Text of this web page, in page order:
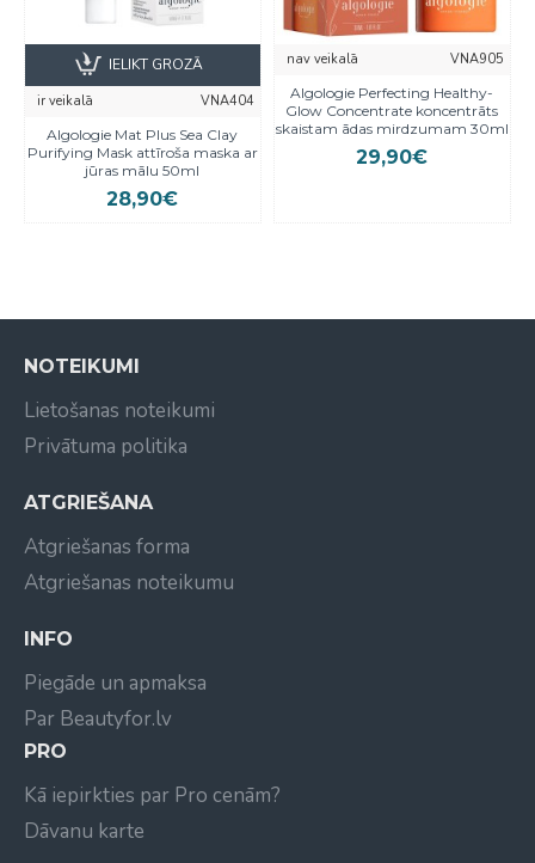
ir veikalā
VNA404
Algologie Mat Plus Sea Clay
Purifying Mask attīroša maska ar
jūras mālu 50ml
28,90€
IELIKT GROZĀ nav veikalā
VNA905
Algologie Perfecting Healthy-
Glow Concentrate koncentrāts
skaistam ādas mirdzumam 30ml
29,90€
NOTEIKUMI
Lietošanas noteikumi
Privātuma politika
ATGRIEŠANA
Atgriešanas forma
Atgriešanas noteikumu
INFO
Piegāde un apmaksa
Par Beautyfor.lv
PRO
Kā iepirkties par Pro cenām?
Dāvanu karte